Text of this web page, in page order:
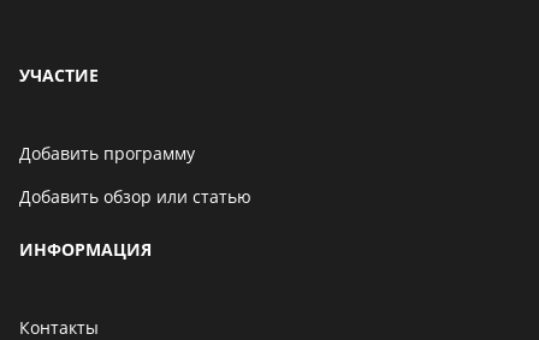
УЧАСТИЕ
Добавить программу
Добавить обзор или статью
ИНФОРМАЦИЯ
Контакты